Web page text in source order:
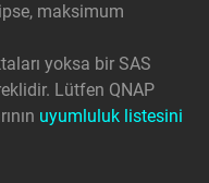
maksimum
yoksa bir SAS
Lütfen QNAP
uyumluluk listesini